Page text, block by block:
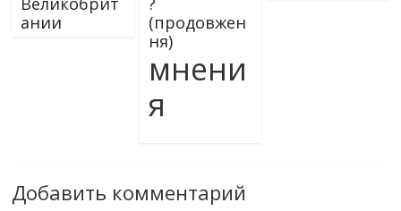
ании
(продовжен
ня)
мнени
я
Добавить комментарий